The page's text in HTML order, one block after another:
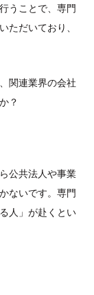
うことで、専門
ただいており、
関連業界の会社
？
公共法人や事業
ないです。専門
人」が赴くとい